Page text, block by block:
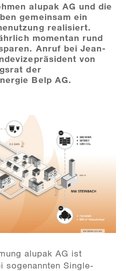
alupak AG und die
gemeinsam ein
realisiert.
momentan rund
Anruf bei Jean-
von
der
Belp AG.
alupak AG ist
sogenannten Single-